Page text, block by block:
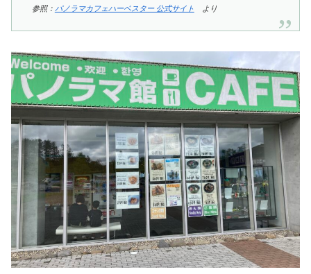
参照： パノラマカフェハーベスター 公式サイト より